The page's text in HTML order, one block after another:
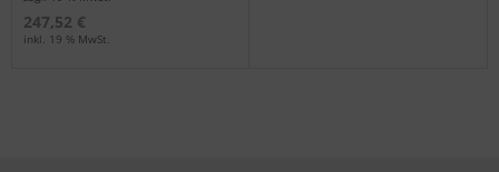
247,52 €
inkl. 19 % MwSt.